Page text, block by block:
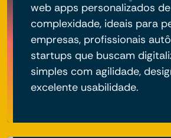
web apps personalizados
complexidade, ideais para
empresas, profissionais
startups que buscam
simples com agilidade,
excelente usabilidade.